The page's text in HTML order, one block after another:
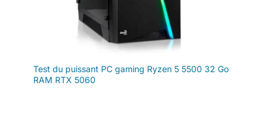
Test du puissant PC gaming Ryzen 5 5500 32 Go
RAM RTX 5060